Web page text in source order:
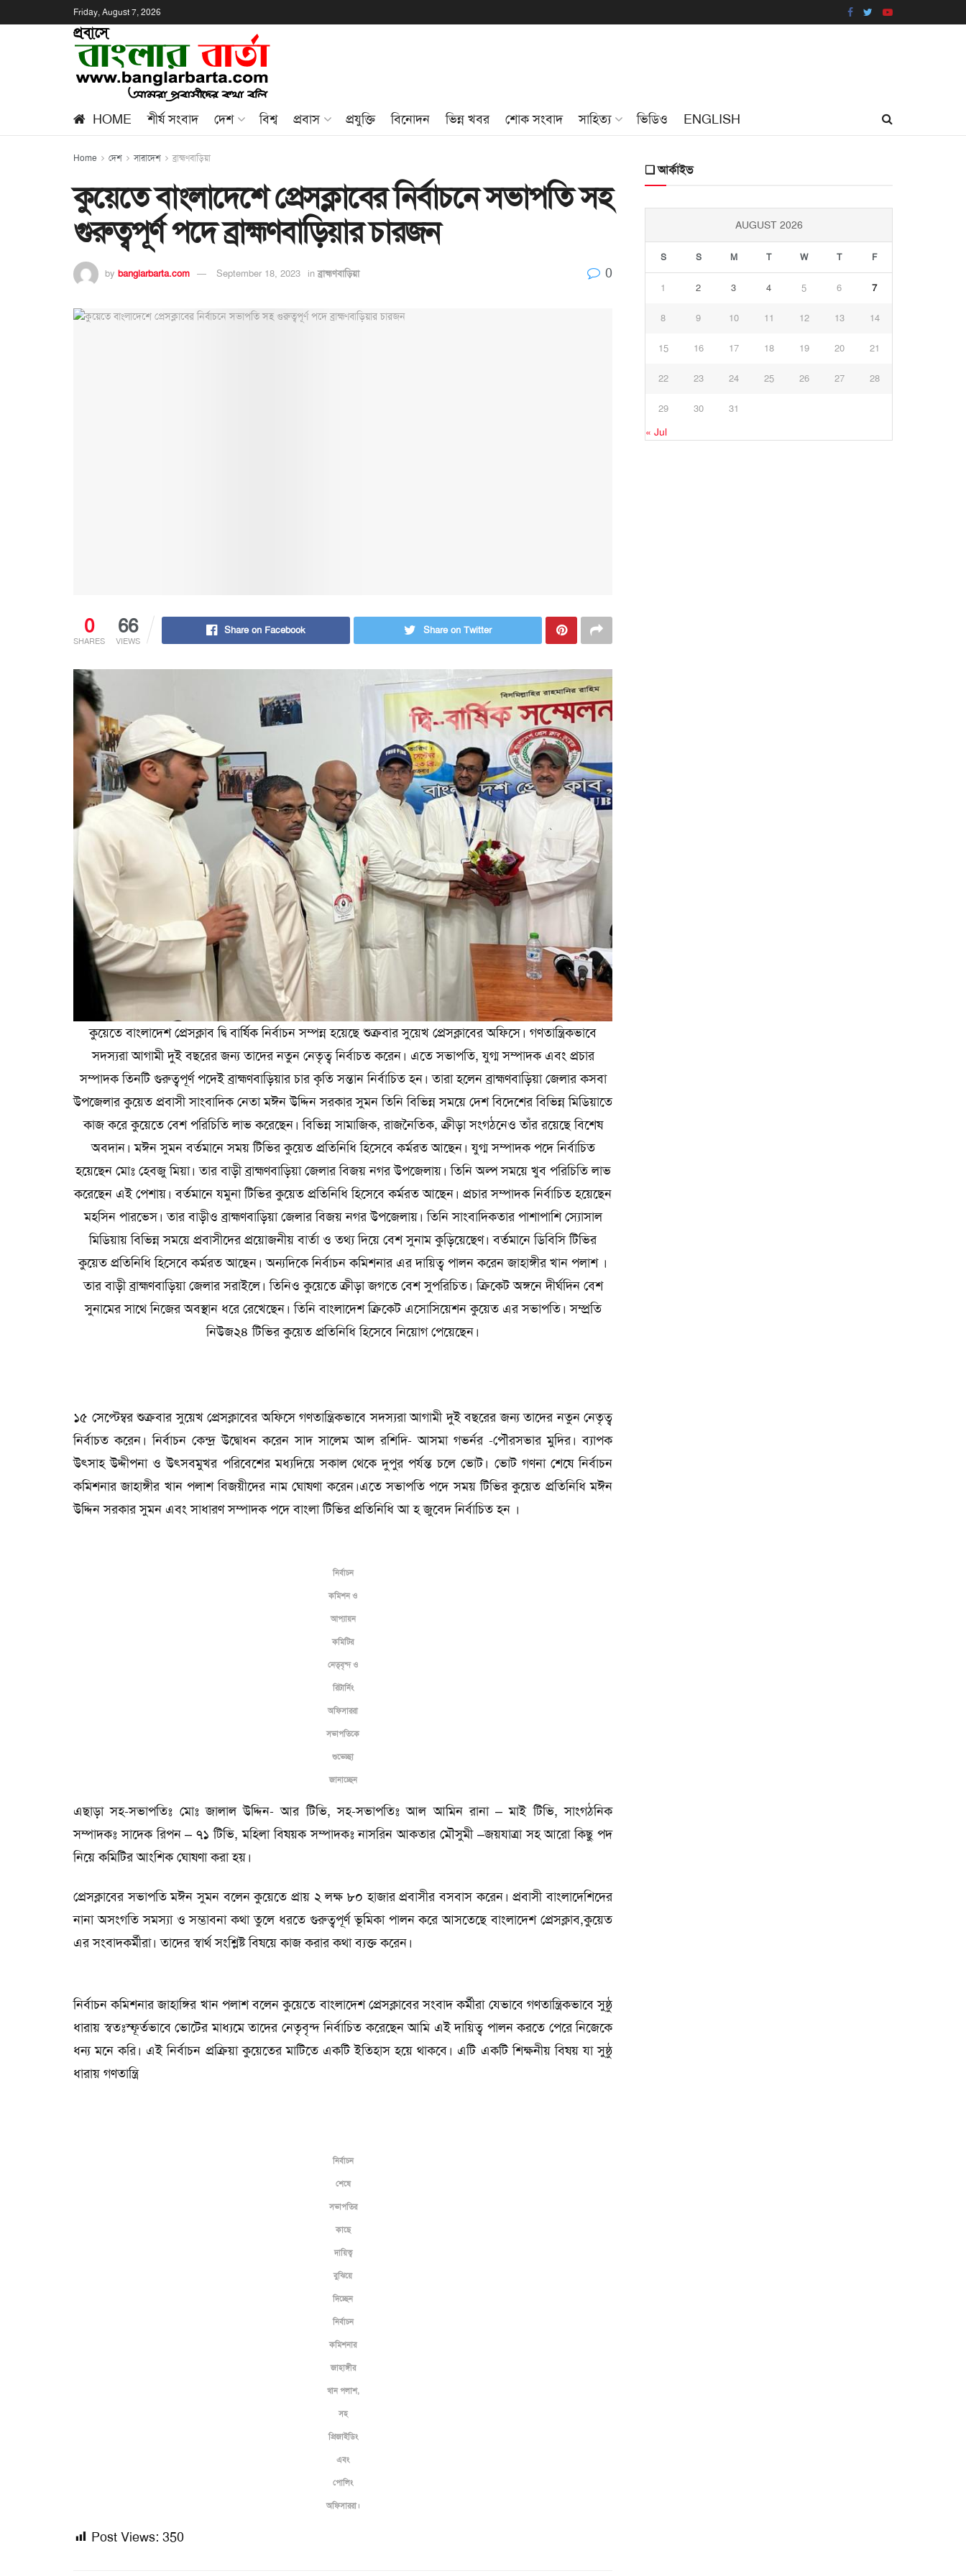
Friday, August 7, 2026
HOME শীর্ষ সংবাদ দেশ বিশ্ব প্রবাস প্রযুক্তি বিনোদন ভিন্ন খবর শোক সংবাদ সাহিত্য ভিডিও ENGLISH
Home দেশ সারাদেশ ব্রাহ্মণবাড়িয়া
কুয়েতে বাংলাদেশে প্রেসক্লাবের নির্বাচনে সভাপতি সহ
গুরুত্বপূর্ণ পদে ব্রাহ্মণবাড়িয়ার চারজন
by banglarbarta.com September 18, 2023 in ব্রাহ্মণবাড়িয়া 0
0
SHARES
66
VIEWS
Share on Facebook Share on Twitter
কুয়েতে বাংলাদেশ প্রেসক্লাব দ্বি বার্ষিক নির্বাচন সম্পন্ন হয়েছে শুক্রবার সুয়েখ প্রেসক্লাবের অফিসে। গণতান্ত্রিকভাবে
সদস্যরা আগামী দুই বছরের জন্য তাদের নতুন নেতৃত্ব নির্বাচত করেন। এতে সভাপতি, যুগ্ম সম্পাদক এবং প্রচার
সম্পাদক তিনটি গুরুত্বপূর্ণ পদেই ব্রাহ্মণবাড়িয়ার চার কৃতি সন্তান নির্বাচিত হন। তারা হলেন ব্রাহ্মণবাড়িয়া জেলার কসবা
উপজেলার কুয়েত প্রবাসী সাংবাদিক নেতা মঈন উদ্দিন সরকার সুমন তিনি বিভিন্ন সময়ে দেশ বিদেশের বিভিন্ন মিডিয়াতে
কাজ করে কুয়েতে বেশ পরিচিতি লাভ করেছেন। বিভিন্ন সামাজিক, রাজনৈতিক, ক্রীড়া সংগঠনেও তাঁর রয়েছে বিশেষ
অবদান। মঈন সুমন বর্তমানে সময় টিভির কুয়েত প্রতিনিধি হিসেবে কর্মরত আছেন। যুগ্ম সম্পাদক পদে নির্বাচিত
হয়েছেন মোঃ হেবজু মিয়া। তার বাড়ী ব্রাহ্মণবাড়িয়া জেলার বিজয় নগর উপজেলায়। তিনি অল্প সময়ে খুব পরিচিতি লাভ
করেছেন এই পেশায়। বর্তমানে যমুনা টিভির কুয়েত প্রতিনিধি হিসেবে কর্মরত আছেন। প্রচার সম্পাদক নির্বাচিত হয়েছেন
মহসিন পারভেস। তার বাড়ীও ব্রাহ্মণবাড়িয়া জেলার বিজয় নগর উপজেলায়। তিনি সাংবাদিকতার পাশাপাশি স্যোসাল
মিডিয়ায় বিভিন্ন সময়ে প্রবাসীদের প্রয়োজনীয় বার্তা ও তথ্য দিয়ে বেশ সুনাম কুড়িয়েছেণ। বর্তমানে ডিবিসি টিভির
কুয়েত প্রতিনিধি হিসেবে কর্মরত আছেন। অন্যদিকে নির্বাচন কমিশনার এর দায়িত্ব পালন করেন জাহাঙ্গীর খান পলাশ ।
তার বাড়ী ব্রাহ্মণবাড়িয়া জেলার সরাইলে। তিনিও কুয়েতে ক্রীড়া জগতে বেশ সুপরিচিত। ক্রিকেট অঙ্গনে দীর্ঘদিন বেশ
সুনামের সাথে নিজের অবস্থান ধরে রেখেছেন। তিনি বাংলাদেশ ক্রিকেট এসোসিয়েশন কুয়েত এর সভাপতি। সম্প্রতি
নিউজ২৪ টিভির কুয়েত প্রতিনিধি হিসেবে নিয়োগ পেয়েছেন।
১৫ সেপ্টেম্বর শুক্রবার সুয়েখ প্রেসক্লাবের অফিসে গণতান্ত্রিকভাবে সদস্যরা আগামী দুই বছরের জন্য তাদের নতুন নেতৃত্ব
নির্বাচত করেন। নির্বাচন কেন্দ্র উদ্বোধন করেন সাদ সালেম আল রশিদি- আসমা গভর্নর -পৌরসভার মুদির। ব্যাপক
উৎসাহ উদ্দীপনা ও উৎসবমুখর পরিবেশের মধ্যদিয়ে সকাল থেকে দুপুর পর্যন্ত চলে ভোট। ভোট গণনা শেষে নির্বাচন
কমিশনার জাহাঙ্গীর খান পলাশ বিজয়ীদের নাম ঘোষণা করেন।এতে সভাপতি পদে সময় টিভির কুয়েত প্রতিনিধি মঈন
উদ্দিন সরকার সুমন এবং সাধারণ সম্পাদক পদে বাংলা টিভির প্রতিনিধি আ হ জুবেদ নির্বাচিত হন ।
নির্বাচন
কমিশন ও
আপ্যায়ন
কমিটির
নেতৃবৃন্দ ও
রিটার্নিং
অফিসাররা
সভাপতিকে
শুভেচ্ছা
জানাচ্ছেন
এছাড়া সহ-সভাপতিঃ মোঃ জালাল উদ্দিন- আর টিভি, সহ-সভাপতিঃ আল আমিন রানা – মাই টিভি, সাংগঠনিক
সম্পাদকঃ সাদেক রিপন – ৭১ টিভি, মহিলা বিষয়ক সম্পাদকঃ নাসরিন আকতার মৌসুমী –জয়যাত্রা সহ আরো কিছু পদ
নিয়ে কমিটির আংশিক ঘোষণা করা হয়।
প্রেসক্লাবের সভাপতি মঈন সুমন বলেন কুয়েতে প্রায় ২ লক্ষ ৮০ হাজার প্রবাসীর বসবাস করেন। প্রবাসী বাংলাদেশিদের
নানা অসংগতি সমস্যা ও সম্ভাবনা কথা তুলে ধরতে গুরুত্বপূর্ণ ভূমিকা পালন করে আসতেছে বাংলাদেশ প্রেসক্লাব,কুয়েত
এর সংবাদকর্মীরা। তাদের স্বার্থ সংশ্লিষ্ট বিষয়ে কাজ করার কথা ব্যক্ত করেন।
নির্বাচন কমিশনার জাহাঙ্গির খান পলাশ বলেন কুয়েতে বাংলাদেশ প্রেসক্লাবের সংবাদ কর্মীরা যেভাবে গণতান্ত্রিকভাবে সুষ্ঠু
ধারায় স্বতঃস্ফূর্তভাবে ভোটের মাধ্যমে তাদের নেতৃবৃন্দ নির্বাচিত করেছেন আমি এই দায়িত্ব পালন করতে পেরে নিজেকে
ধন্য মনে করি। এই নির্বাচন প্রক্রিয়া কুয়েতের মাটিতে একটি ইতিহাস হয়ে থাকবে। এটি একটি শিক্ষনীয় বিষয় যা সুষ্ঠু
ধারায় গণতান্ত্রি
নির্বাচন
শেষে
সভাপতির
কাছে
দায়িত্ব
বুঝিয়ে
দিচ্ছেন
নির্বাচন
কমিশনার
জাহাঙ্গীর
খান পলাশ,
সহ
প্রিজাইডিং
এবং
পোলিং
অফিসাররা।
Post Views: 350
❑ আর্কাইভ
AUGUST 2026
S S M T W T F
1 2 3 4 5 6 7
8 9 10 11 12 13 14
15 16 17 18 19 20 21
22 23 24 25 26 27 28
29 30 31
« Jul